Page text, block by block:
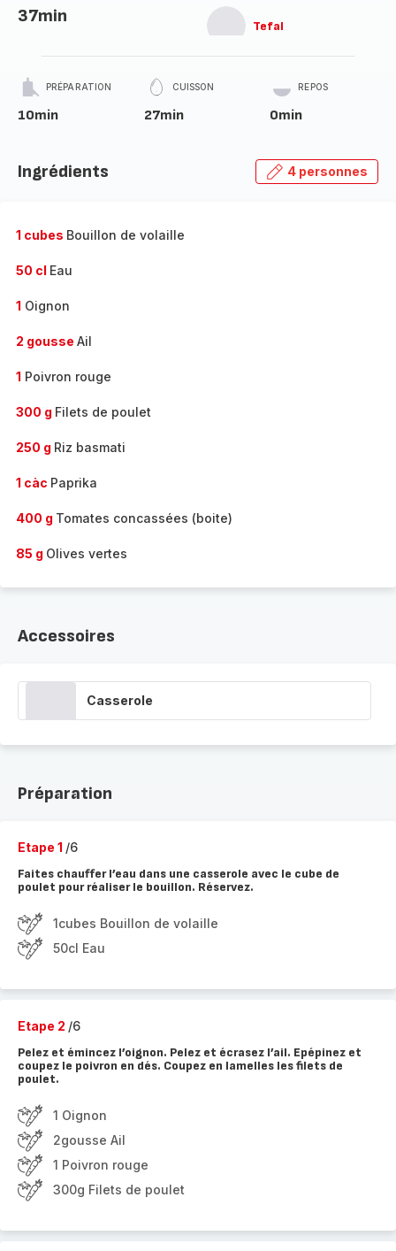
37min Tefal
PRÉPARATION
10min
CUISSON
27min
REPOS
0min
Ingrédients 4 personnes
1 cubes Bouillon de volaille
50 cl Eau
1 Oignon
2 gousse Ail
1 Poivron rouge
300 g Filets de poulet
250 g Riz basmati
1 càc Paprika
400 g Tomates concassées (boite)
85 g Olives vertes
Accessoires
Casserole
Préparation
Etape 1 /6
Faites chauffer l’eau dans une casserole avec le cube de
poulet pour réaliser le bouillon. Réservez.
1cubes Bouillon de volaille
50cl Eau
Etape 2 /6
Pelez et émincez l’oignon. Pelez et écrasez l’ail. Epépinez et
coupez le poivron en dés. Coupez en lamelles les filets de
poulet.
1 Oignon
2gousse Ail
1 Poivron rouge
300g Filets de poulet